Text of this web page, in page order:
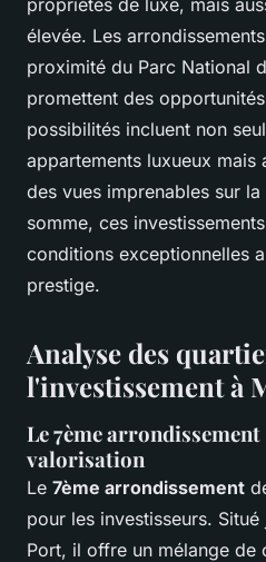
élevée. Les
proximité du Parc National
promettent des
possibilités incluent non
appartements luxueux mais
des vues imprenables sur
somme, ces
conditions exceptionnelles
prestige.
Analyse des
l'investissement à
Le 7ème
valorisation
Le 7ème arrondissement
pour les investisseurs.
Port, il offre un mélange de